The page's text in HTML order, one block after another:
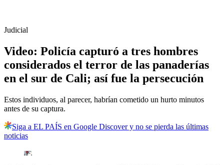
Judicial
Video: Policía capturó a tres hombres
considerados el terror de las panaderías
en el sur de Cali; así fue la persecución
Estos individuos, al parecer, habrían cometido un hurto minutos
antes de su captura.
Siga a EL PAÍS en Google Discover y no se pierda las últimas
noticias